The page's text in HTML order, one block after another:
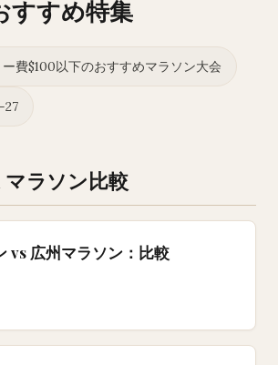
すすめ特集
費$100以下のおすすめマラソン大会
27
ラソン比較
vs 広州マラソン：比較